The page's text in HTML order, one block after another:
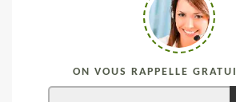
ON VOUS RAPPELLE